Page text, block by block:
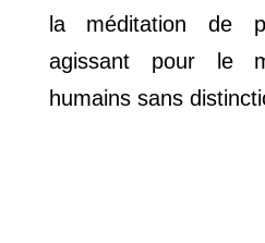
la méditation de
agissant pour le
humains sans